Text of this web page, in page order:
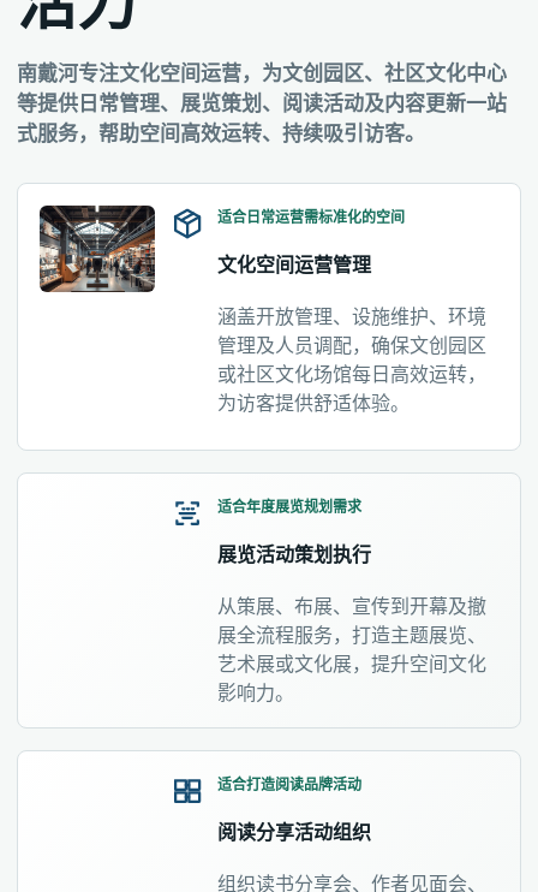
南戴河专注文化空间运营，为文创园区、社区文化中心
等提供日常管理、展览策划、阅读活动及内容更新一站
式服务，帮助空间高效运转、持续吸引访客。
适合日常运营需标准化的空间
文化空间运营管理
涵盖开放管理、设施维护、环境
管理及人员调配，确保文创园区
或社区文化场馆每日高效运转，
为访客提供舒适体验。
适合年度展览规划需求
展览活动策划执行
从策展、布展、宣传到开幕及撤
展全流程服务，打造主题展览、
艺术展或文化展，提升空间文化
影响力。
适合打造阅读品牌活动
阅读分享活动组织
组织读书分享会、作者见面会、